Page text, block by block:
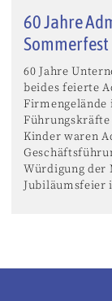
60 Jahre
Sommerfest
60 Jahre
beides feierte
Firmengelände
Kinder waren
Würdigung der
Jubiläumsfeier